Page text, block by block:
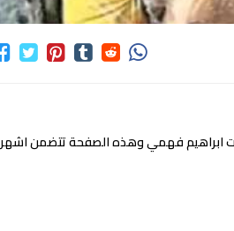
ابراهيم فهمي وهذه الصفحة تتضمن اشهر